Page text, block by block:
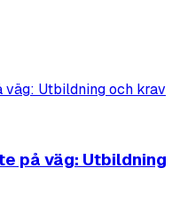
på väg: Utbildning